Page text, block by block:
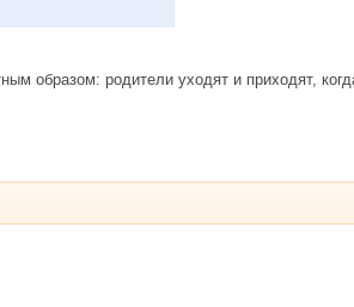
образом: родители уходят и приходят,